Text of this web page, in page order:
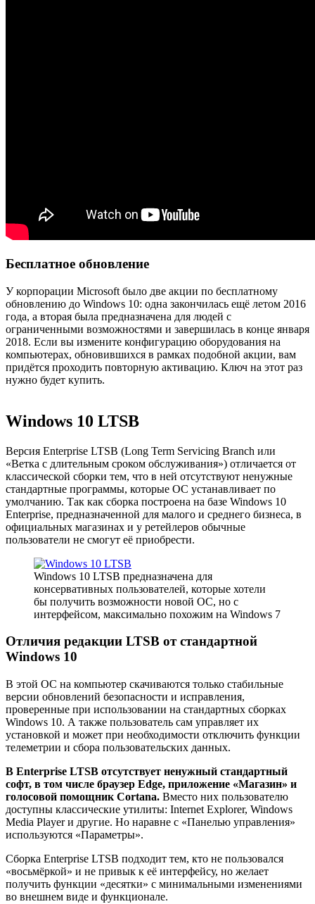
Бесплатное обновление
У корпорации Microsoft было две акции по бесплатному
обновлению до Windows 10: одна закончилась ещё летом 2016
года, а вторая была предназначена для людей с
ограниченными возможностями и завершилась в конце января
2018. Если вы измените конфигурацию оборудования на
компьютерах, обновившихся в рамках подобной акции, вам
придётся проходить повторную активацию. Ключ на этот раз
нужно будет купить.
Windows 10 LTSB
Версия Enterprise LTSB (Long Term Servicing Branch или
«Ветка с длительным сроком обслуживания») отличается от
классической сборки тем, что в ней отсутствуют ненужные
стандартные программы, которые ОС устанавливает по
умолчанию. Так как сборка построена на базе Windows 10
Enterprise, предназначенной для малого и среднего бизнеса, в
официальных магазинах и у ретейлеров обычные
пользователи не смогут её приобрести.
Windows 10 LTSB предназначена для
консервативных пользователей, которые хотели
бы получить возможности новой ОС, но с
интерфейсом, максимально похожим на Windows 7
Отличия редакции LTSB от стандартной
Windows 10
В этой ОС на компьютер скачиваются только стабильные
версии обновлений безопасности и исправления,
проверенные при использовании на стандартных сборках
Windows 10. А также пользователь сам управляет их
установкой и может при необходимости отключить функции
телеметрии и сбора пользовательских данных.
В Enterprise LTSB отсутствует ненужный стандартный
софт, в том числе браузер Edge, приложение «Магазин» и
голосовой помощник Cortana. Вместо них пользователю
доступны классические утилиты: Internet Explorer, Windows
Media Player и другие. Но наравне с «Панелью управления»
используются «Параметры».
Сборка Enterprise LTSB подходит тем, кто не пользовался
«восьмёркой» и не привык к её интерфейсу, но желает
получить функции «десятки» с минимальными изменениями
во внешнем виде и функционале.